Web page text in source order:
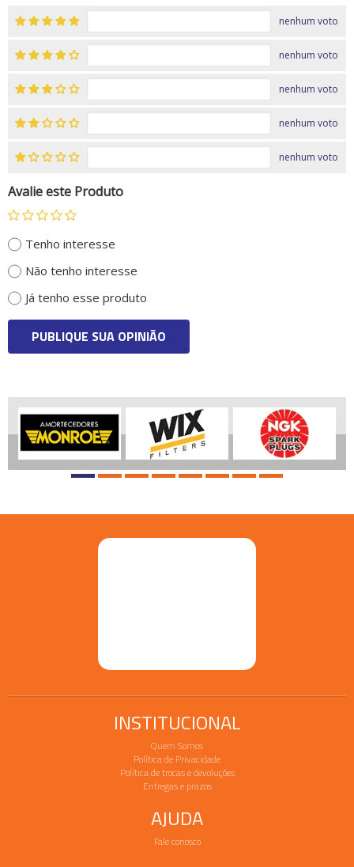
nenhum voto
nenhum voto
nenhum voto
nenhum voto
nenhum voto
Avalie este Produto
Tenho interesse
Não tenho interesse
Já tenho esse produto
PUBLIQUE SUA OPINIÃO
INSTITUCIONAL
Quem Somos
Política de Privacidade
Política de trocas e devoluções
Entregas e prazos
AJUDA
Fale conosco